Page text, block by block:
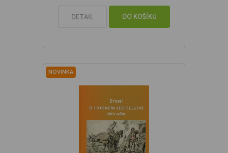
DETAIL DO KOŠÍKU
NOVINKA